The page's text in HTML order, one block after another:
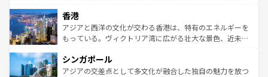
とつ。フォーやバインミー、ベトナムコーヒーなどは、ぜ
ひ現地で味わいたい。どの地域を訪れてもあたたかい人々
が旅行者を迎えてくれるので、きっと忘れられない旅にな
参照してほしい。
の活気が交差している。北部ではチェンマイなどの山岳地
帯で自然と触れ合い、南部ではプーケットやクラビの美し
いビーチでリゾート気分を楽しむことができる。タイ料理
激する。気候は一年中温暖で、どの季節にも異なる楽しみ
が待っている。親しみやすいタイの人々、仏教を中心とし
香港
アジアと西洋の文化が交わる香港は、特有のエネルギーを
もっている。ヴィクトリア湾に広がる壮大な景色、近未来
み、どこを訪れても感動するはず。観光スポットが密集し
ており、効率よく見どころを回れるのも魅力。息をのむよ
シンガポール
アジアの交差点として多文化が融合した独自の魅力を放つ